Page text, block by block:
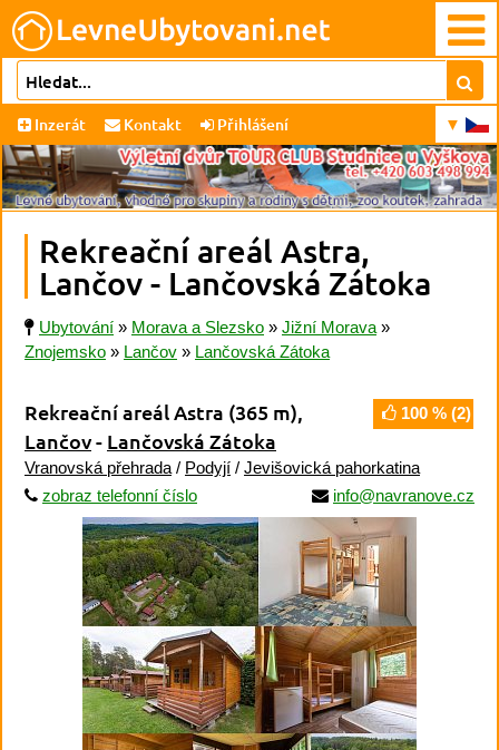
Inzerát Kontakt Přihlášení
Rekreační areál Astra,
Lančov - Lančovská Zátoka
Ubytování » Morava a Slezsko » Jižní Morava »
Znojemsko » Lančov » Lančovská Zátoka
100 % (2)
Rekreační areál Astra (365 m),
Lančov- Lančovská Zátoka
Vranovská přehrada / Podyjí / Jevišovická pahorkatina
zobraz telefonní číslo
info@navranove.cz